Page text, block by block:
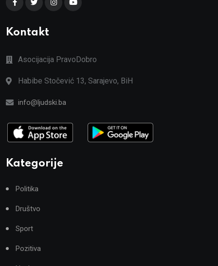
Kontakt
Asocijacija PravoDobro
Habibe Stočević 13, Sarajevo, BiH
info@ljudski.ba
Kategorije
Politika
Društvo
Sport
Pozitiva